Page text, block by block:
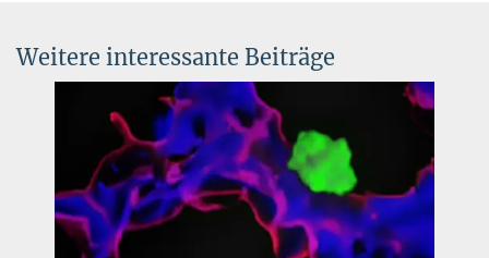
+49 6032 705-260
matthias.heil@...
Weitere interessante Beiträge